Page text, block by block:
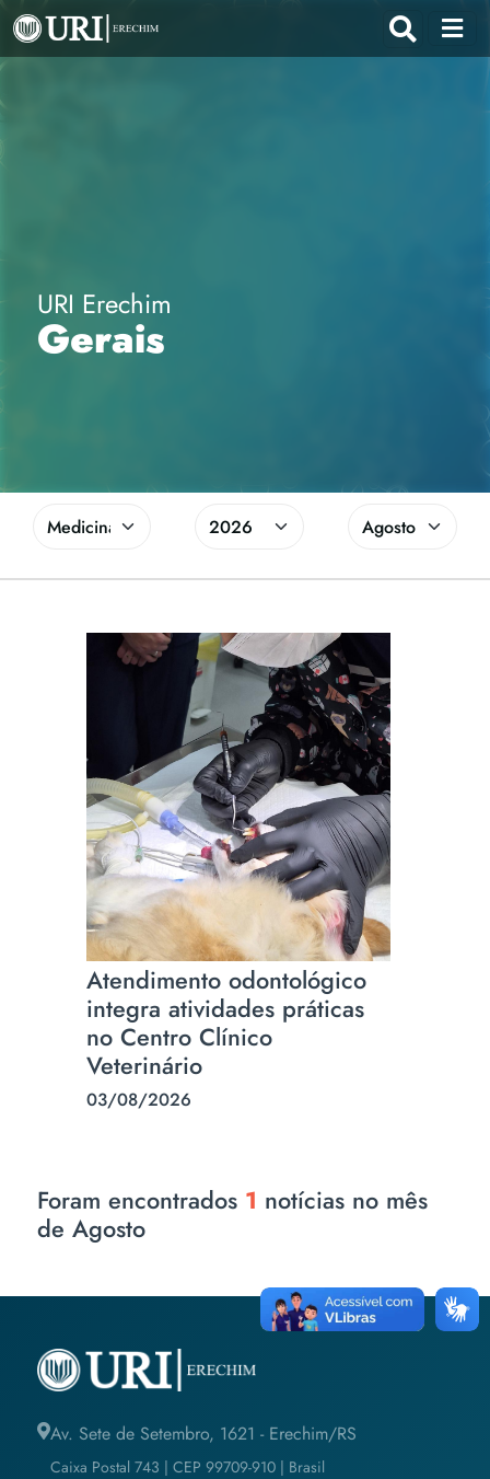
URI Erechim
Gerais
Atendimento odontológico
integra atividades práticas
no Centro Clínico
Veterinário
03/08/2026
Foram encontrados 1 notícias no mês
de Agosto
Av. Sete de Setembro, 1621 - Erechim/RS
Caixa Postal 743 | CEP 99709-910 | Brasil